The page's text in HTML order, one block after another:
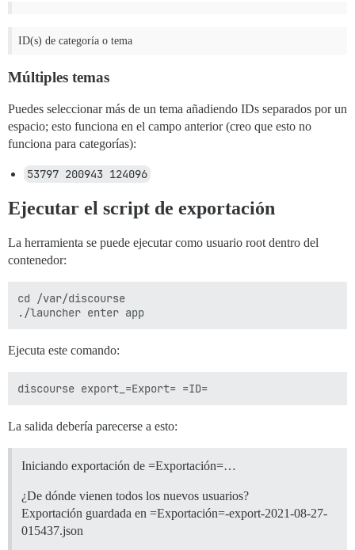
ID(s) de categoría o tema
Múltiples temas
Puedes seleccionar más de un tema añadiendo IDs separados por un
espacio; esto funciona en el campo anterior (creo que esto no
funciona para categorías):
53797 200943 124096
Ejecutar el script de exportación
La herramienta se puede ejecutar como usuario root dentro del
contenedor:
cd /var/discourse
Ejecuta este comando:
La salida debería parecerse a esto:
Iniciando exportación de =Exportación=…
¿De dónde vienen todos los nuevos usuarios?
Exportación guardada en =Exportación=-export-2021-08-27-
015437.json